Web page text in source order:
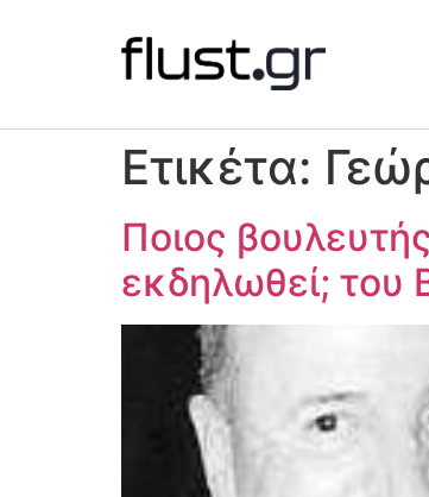
Ετικέτα:
Ποιος
εκδηλωθεί; του